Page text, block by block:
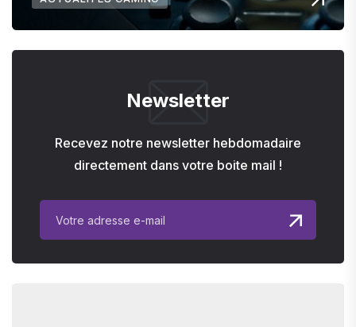
Newsletter
Recevez notre newsletter hebdomadaire
directement dans votre boite mail !